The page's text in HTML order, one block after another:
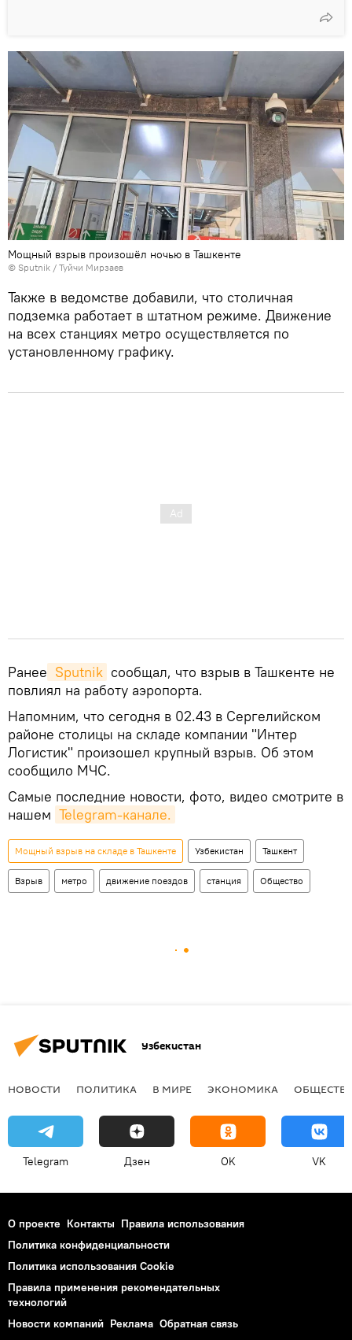
Мощный взрыв произошёл ночью в Ташкенте
© Sputnik / Туйчи Мирзаев
Также в ведомстве добавили, что столичная
подземка работает в штатном режиме. Движение
на всех станциях метро осуществляется по
установленному графику.
Ранее Sputnik сообщал, что взрыв в Ташкенте не
повлиял на работу аэропорта.
Напомним, что сегодня в 02.43 в Сергелийском
районе столицы на складе компании "Интер
Логистик" произошел крупный взрыв. Об этом
сообщило МЧС.
Самые последние новости, фото, видео смотрите в
нашем Telegram-канале.
Мощный взрыв на складе в Ташкенте Узбекистан Ташкент
Взрыв метро движение поездов станция Общество
Узбекистан
НОВОСТИ ПОЛИТИКА В МИРЕ ЭКОНОМИКА
Telegram Дзен OK VK
О проекте Контакты Правила использования
Политика конфиденциальности
Политика использования Cookie
Правила применения рекомендательных
технологий
Новости компаний Реклама Обратная связь